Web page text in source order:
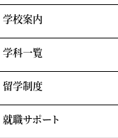
学校案内
学園情報・教育理念
リアルな実習室
業界出身の自慢の講師陣
学科一覧
エアライン科
ホテル科
留学制度
GOTEMBA ENGLISH CAMP
就職サポート